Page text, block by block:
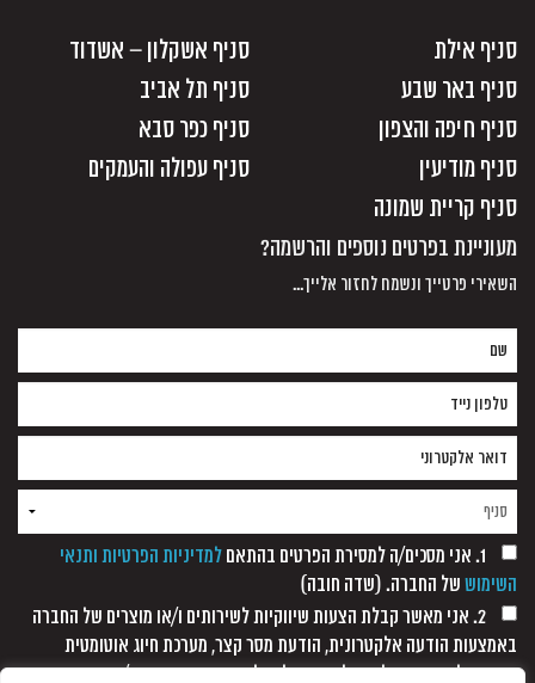
סניף אילת
סניף אשקלון – אשדוד
סניף באר שבע
סניף תל אביב
סניף חיפה והצפון
סניף כפר סבא
סניף מודיעין
סניף עפולה והעמקים
סניף קריית שמונה
מעוניינת בפרטים נוספים והרשמה?
השאירי פרטייך ונשמח לחזור אלייך...
1. אני מסכים/ה למסירת הפרטים בהתאם
למדיניות הפרטיות ותנאי
השימוש של החברה. (שדה חובה)
2. אני מאשר קבלת הצעות שיווקיות לשירותים ו/או מוצרים של החברה
באמצעות הודעה אלקטרונית, הודעת מסר קצר, מערכת חיוג אוטומטית
ופקסימיליה, וזאת כל עוד לא נתקבלה כל הודעה אחרת ממני/